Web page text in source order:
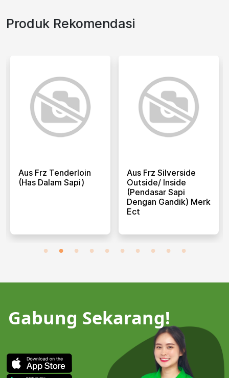
Produk Rekomendasi
Aus Frz Tenderloin
(has Dalam Sapi)
Aus Frz Silverside
Outside/ Inside
(pendasar Sapi
Dengan Gandik) Merk
Ect
Gabung Sekarang!